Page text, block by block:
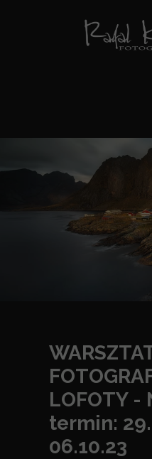
LOFOTY -
termin:
06.10.23